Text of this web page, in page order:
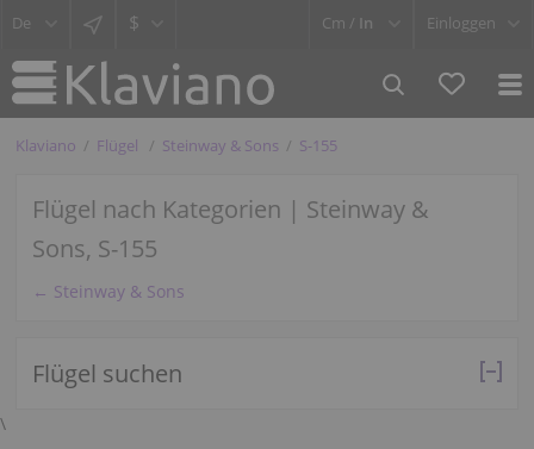
$ Cm / In Einloggen
Klaviano Flügel Steinway & Sons S-155
Flügel nach Kategorien | Steinway &
Sons, S-155
← Steinway & Sons
Flügel suchen
\